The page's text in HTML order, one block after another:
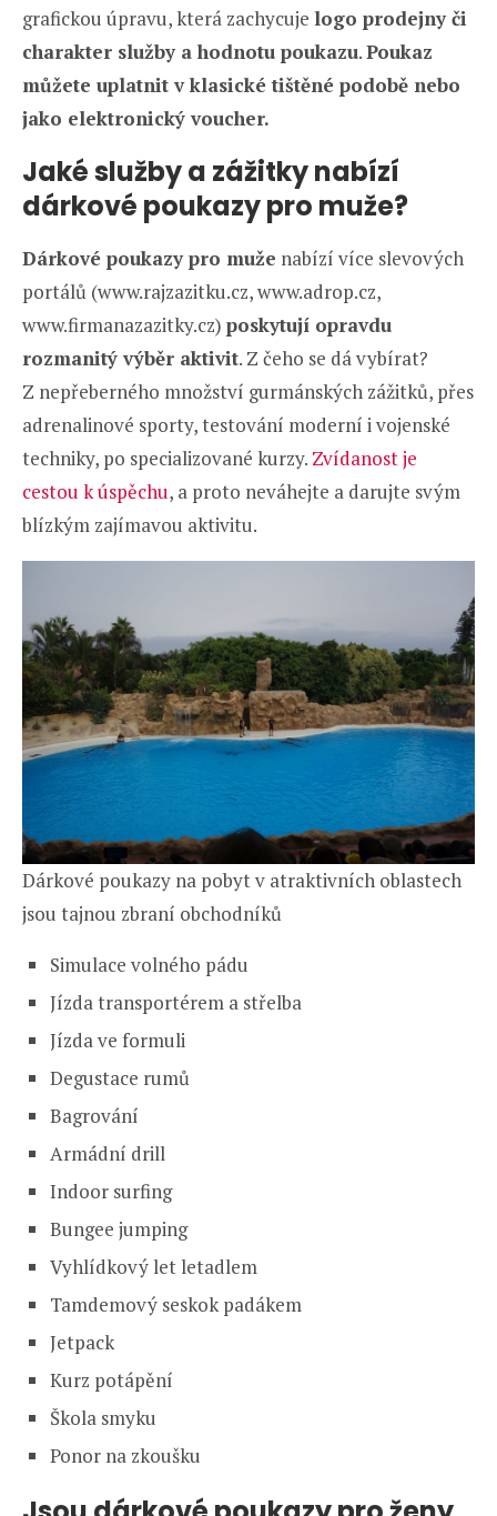
grafickou úpravu, která zachycuje logo prodejny či
charakter služby a hodnotu poukazu.Poukaz
můžete uplatnit v klasické tištěné podobě nebo
jako elektronický voucher.
Jaké služby a zážitky nabízí
dárkové poukazy pro muže?
Dárkové poukazy pro muže nabízí více slevových
portálů (www.rajzazitku.cz, www.adrop.cz,
www.firmanazazitky.cz) poskytují opravdu
rozmanitý výběr aktivit. Z čeho se dá vybírat?
Z nepřeberného množství gurmánských zážitků, přes
adrenalinové sporty, testování moderní i vojenské
techniky, po specializované kurzy. Zvídanost je
cestou k úspěchu, a proto neváhejte a darujte svým
blízkým zajímavou aktivitu.
Dárkové poukazy na pobyt v atraktivních oblastech
jsou tajnou zbraní obchodníků
Simulace volného pádu
Jízda transportérem a střelba
Jízda ve formuli
Degustace rumů
Bagrování
Armádní drill
Indoor surfing
Bungee jumping
Vyhlídkový let letadlem
Tamdemový seskok padákem
Jetpack
Kurz potápění
Škola smyku
Ponor na zkoušku